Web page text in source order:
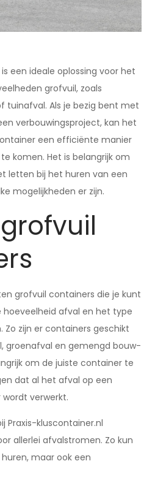
is een ideale oplossing voor het
grofvuil, zoals
tuinafval. Als je bezig bent met
verbouwingsproject, kan het
een efficiënte manier
komen. Het is belangrijk om
letten bij het huren van een
mogelijkheden er zijn.
grofvuil containers die je kunt
hoeveelheid afval en het type
zijn er containers geschikt
groenafval en gemengd bouw-
om de juiste container te
dat al het afval op een
verwerkt.
Praxis-kluscontainer.nl
allerlei afvalstromen. Zo kun
maar ook een